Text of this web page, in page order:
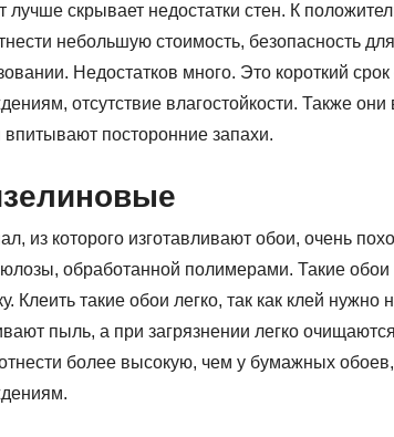
лучше скрывает недостатки стен. К
небольшую стоимость, безопасность
Недостатков много. Это короткий
отсутствие влагостойкости. Также
впитывают посторонние запахи.
из которого изготавливают обои, очень
обработанной полимерами. Такие
Клеить такие обои легко, так как клей нужно
пыль, а при загрязнении легко
более высокую, чем у бумажных обоев,